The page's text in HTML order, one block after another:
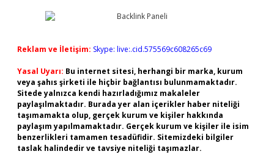
Reklam ve İletişim: Skype: live:.cid.575569c608265c69
Yasal Uyarı: Bu internet sitesi, herhangi bir marka, kurum
veya şahıs şirketi ile hiçbir bağlantısı bulunmamaktadır.
Sitede yalnızca kendi hazırladığımız makaleler
paylaşılmaktadır. Burada yer alan içerikler haber niteliği
taşımamakta olup, gerçek kurum ve kişiler hakkında
paylaşım yapılmamaktadır. Gerçek kurum ve kişiler ile isim
benzerlikleri tamamen tesadüfidir. Sitemizdeki bilgiler
taslak halindedir ve tavsiye niteliği taşımazlar.